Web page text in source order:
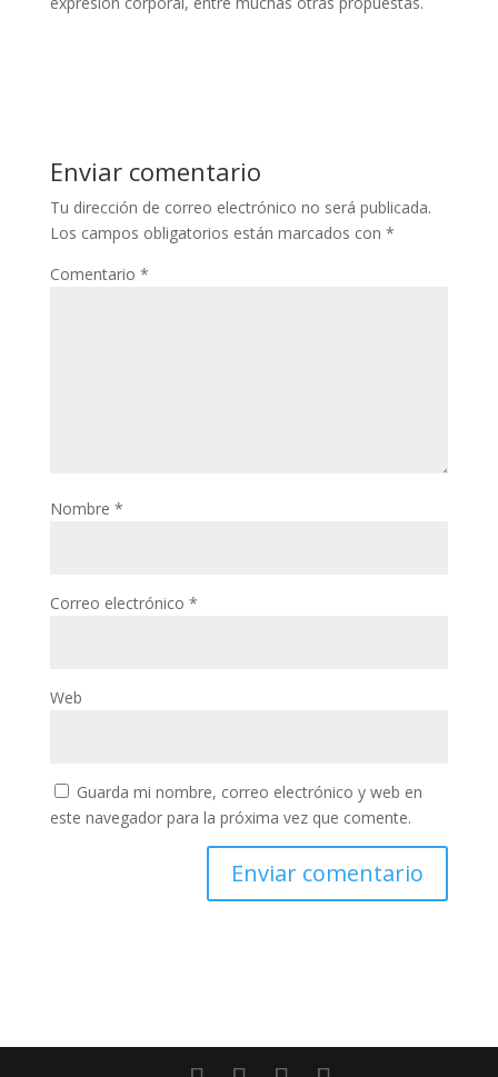
Enviar comentario
Tu dirección de correo electrónico no será publicada.
Los campos obligatorios están marcados con *
Comentario *
Nombre *
Correo electrónico *
Web
Guarda mi nombre, correo electrónico y web en
este navegador para la próxima vez que comente.